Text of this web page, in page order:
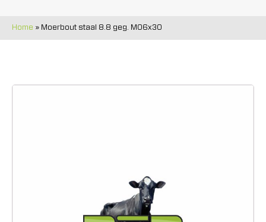
Home » Moerbout staal 8.8 geg. M06x30